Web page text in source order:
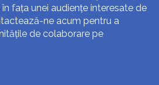
fața unei audiențe interesate de
ne acum pentru a
de colaborare pe